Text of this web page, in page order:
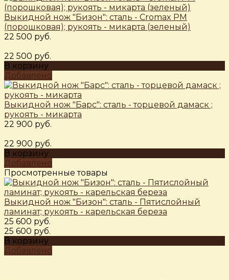
Выкидной нож "Бизон": сталь - Cromax PM
(порошковая); рукоять - микарта (зеленый)
22 500 руб.
22 500 руб.
В корзину
Добавлено
Выкидной нож "Барс": сталь - торцевой дамаск ;
рукоять - микарта
22 900 руб.
22 900 руб.
В корзину
Добавлено
Просмотренные товары
Выкидной нож "Бизон": сталь - Пятислойный
ламинат; рукоять - карельская береза
25 600 руб.
25 600 руб.
В корзину
Добавлено